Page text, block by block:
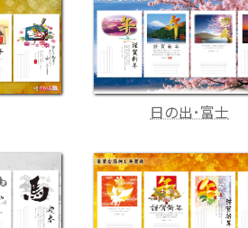
日の出･富士